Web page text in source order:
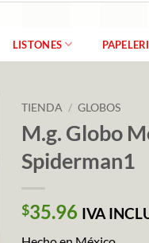
LISTONES
TIENDA / GLOBOS
M.g. Globo
Spiderman1
$35.96 IVA